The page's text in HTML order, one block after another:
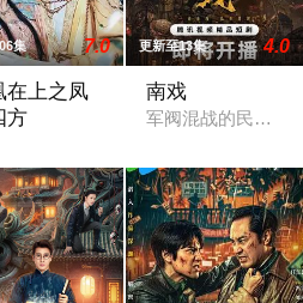
廷辉，大平王朝有史以来个以女
集 7.0
在上之凤
方
更新至13集 4.0
南戏
军阀混战的民国奉